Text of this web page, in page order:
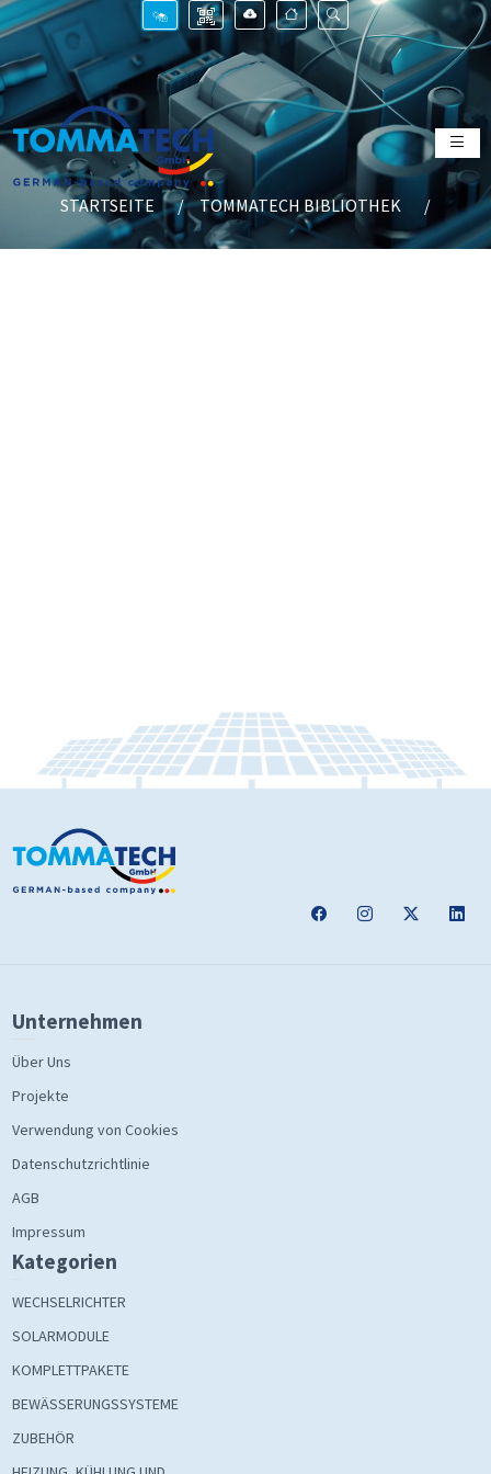
STARTSEITE TOMMATECH BIBLIOTHEK
Unternehmen
Über Uns
Projekte
Verwendung von Cookies
Datenschutzrichtlinie
AGB
Impressum
Kategorien
WECHSELRICHTER
SOLARMODULE
KOMPLETTPAKETE
BEWÄSSERUNGSSYSTEME
ZUBEHÖR